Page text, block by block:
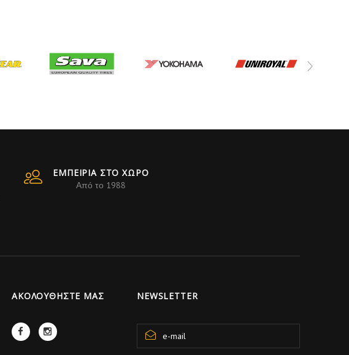
ΕΜΠΕΙΡΙΑ ΣΤΟ ΧΩΡΟ
Από το 1988
AΚΟΛΟΥΘΉΣΤΕ ΜΑΣ NEWSLETTER